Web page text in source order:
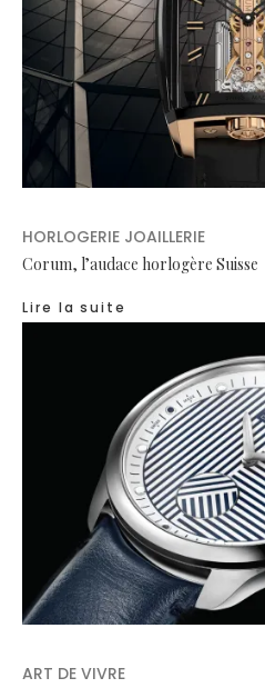
HORLOGERIE JOAILLERIE
Corum, l’audace horlogère Suisse
Lire la suite
ART DE VIVRE